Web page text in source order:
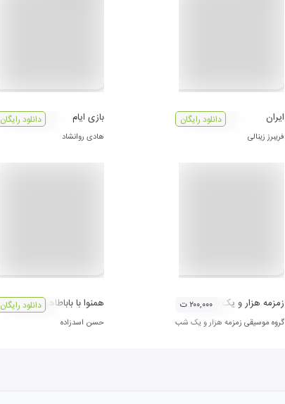
ایران
فریبرز زینالی
دانلود رایگان بازی ایام
هادی روانشاد
دانلود رایگان
زمزمه هزار و یک شب 1
گروه موسیقی زمزمه هزار و یک شب
۲۰۰,۰۰۰ ت همنوا با باباطاهر
حسن اسدزاده
دانلود رایگان